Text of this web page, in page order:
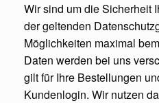
Wir sind um die Sicherheit
der geltenden
Möglichkeiten maximal
Daten werden bei uns
gilt für Ihre Bestellungen
Kundenlogin. Wir nutzen